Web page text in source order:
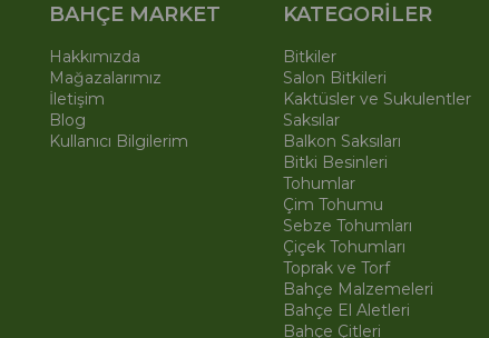
BAHÇE MARKET
Hakkımızda
Mağazalarımız
İletişim
Blog
Kullanıcı Bilgilerim
KATEGORİLER
Bitkiler
Salon Bitkileri
Kaktüsler ve Sukulentler
Saksılar
Balkon Saksıları
Bitki Besinleri
Tohumlar
Çim Tohumu
Sebze Tohumları
Çiçek Tohumları
Toprak ve Torf
Bahçe Malzemeleri
Bahçe El Aletleri
Bahçe Çitleri